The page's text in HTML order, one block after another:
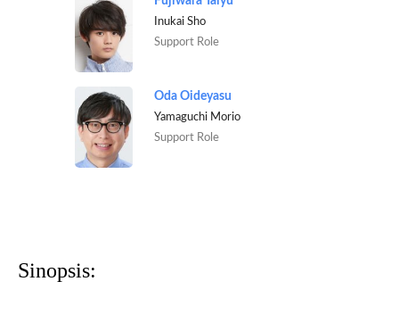
Inukai Sho
Support Role
Oda Oideyasu
Yamaguchi Morio
Support Role
Sinopsis: